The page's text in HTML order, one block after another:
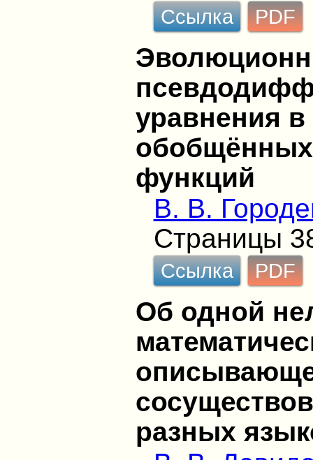
Ссылка PDF
уравнения в
обобщённых
функций
В. В.
Страницы
Ссылка PDF
Об одной
разных